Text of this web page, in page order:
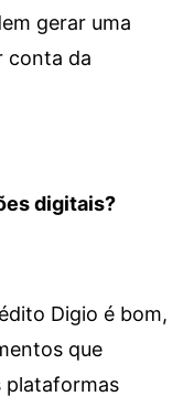
gerar uma
conta da
digitais?
Digio é bom,
que
plataformas